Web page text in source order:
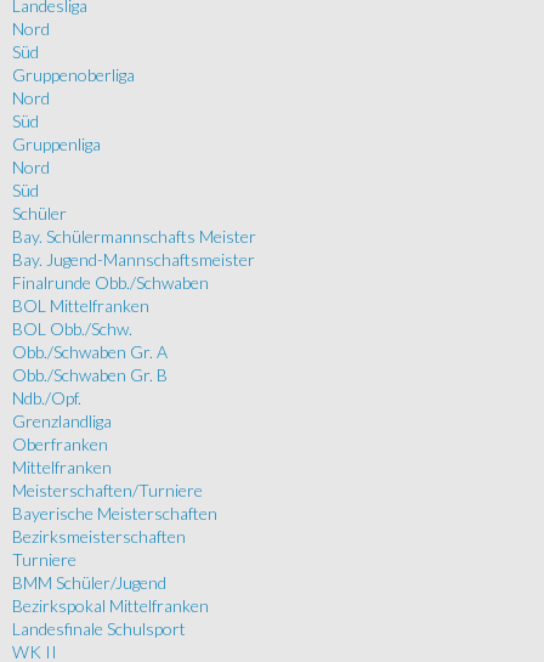
Landesliga
Nord
Süd
Gruppenoberliga
Nord
Süd
Gruppenliga
Nord
Süd
Schüler
Bay. Schülermannschafts Meister
Bay. Jugend-Mannschaftsmeister
Finalrunde Obb./Schwaben
BOL Mittelfranken
BOL Obb./Schw.
Obb./Schwaben Gr. A
Obb./Schwaben Gr. B
Ndb./Opf.
Grenzlandliga
Oberfranken
Mittelfranken
Meisterschaften/Turniere
Bayerische Meisterschaften
Bezirksmeisterschaften
Turniere
BMM Schüler/Jugend
Bezirkspokal Mittelfranken
Landesfinale Schulsport
WK II